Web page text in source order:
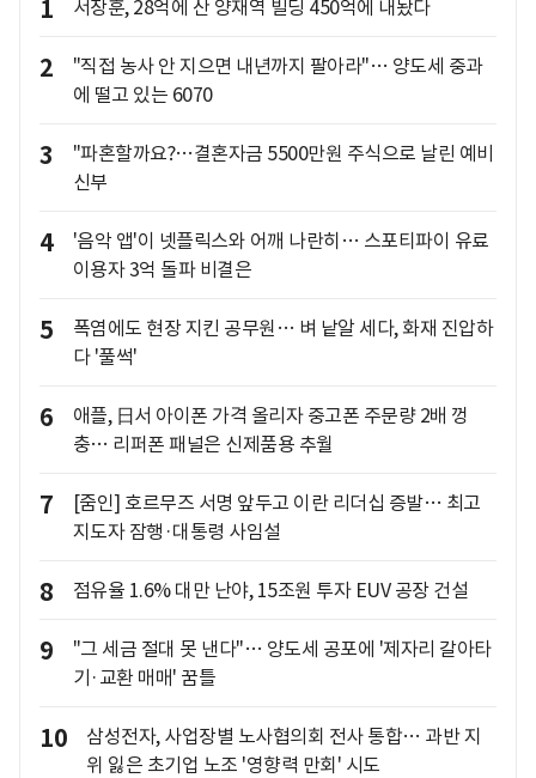
1 서장훈, 28억에 산 양재역 빌딩 450억에 내놨다
2
"직접 농사 안 지으면 내년까지 팔아라"… 양도세 중과
에 떨고 있는 6070
3
"파혼할까요?…결혼자금 5500만원 주식으로 날린 예비
신부
4
'음악 앱'이 넷플릭스와 어깨 나란히… 스포티파이 유료
이용자 3억 돌파 비결은
5
폭염에도 현장 지킨 공무원… 벼 낱알 세다, 화재 진압하
다 '풀썩'
6
애플, 日서 아이폰 가격 올리자 중고폰 주문량 2배 껑
충… 리퍼폰 패널은 신제품용 추월
7
[줌인] 호르무즈 서명 앞두고 이란 리더십 증발… 최고
지도자 잠행·대통령 사임설
8 점유율 1.6% 대만 난야, 15조원 투자 EUV 공장 건설
9
"그 세금 절대 못 낸다"… 양도세 공포에 '제자리 갈아타
기·교환 매매' 꿈틀
10
삼성전자, 사업장별 노사협의회 전사 통합… 과반 지
위 잃은 초기업 노조 '영향력 만회' 시도